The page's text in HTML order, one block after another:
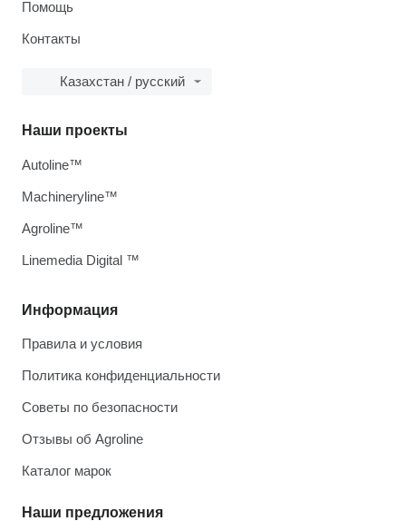
Помощь
Контакты
Казахстан / русский
Информация
Правила и условия
Политика конфиденциальности
Советы по безопасности
Отзывы об Agroline
Каталог марок
Наши предложения
Наши проекты
Autoline™
Machineryline™
Agroline™
Linemedia Digital ™